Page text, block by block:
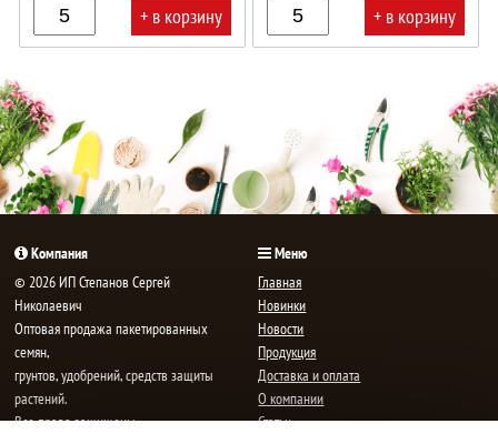
+ в корзину
корзине!
+ в корзину
Компания
© 2026 ИП Степанов Сергей
Николаевич
Oптовая продажа пакетированных
семян,
грунтов, удобрений, средств защиты
растений.
Все права защищены.
Меню
Главная
Новинки
Новости
Продукция
Доставка и оплата
О компании
Статьи